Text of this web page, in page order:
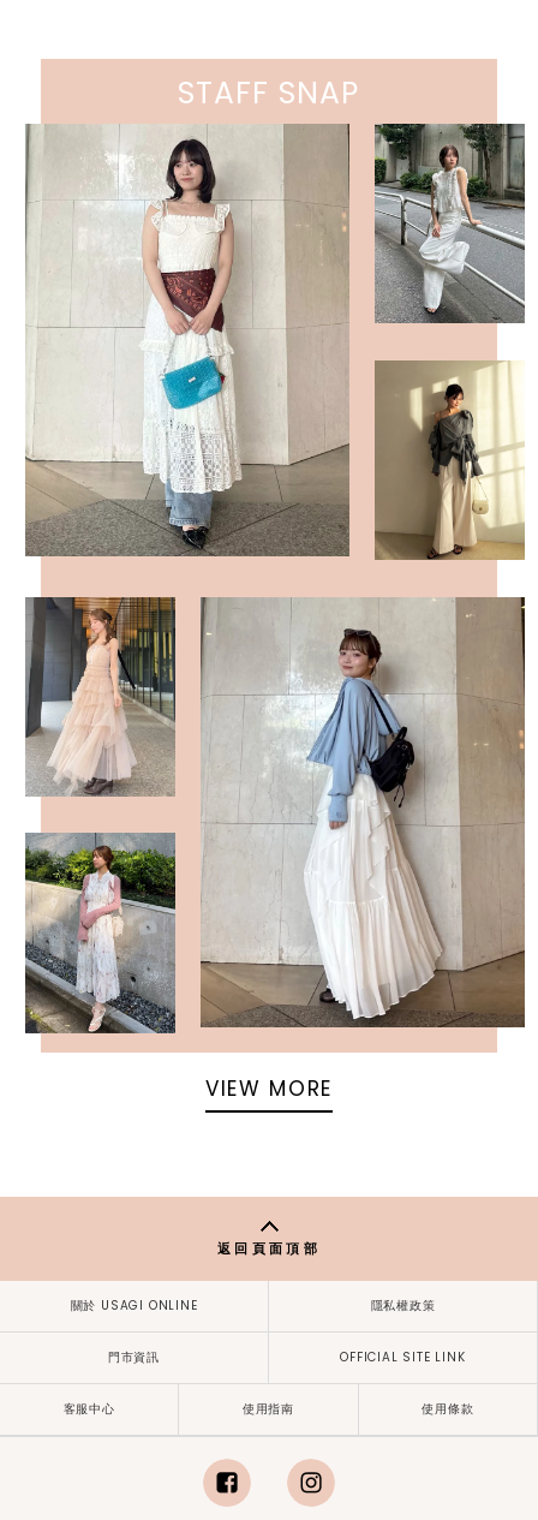
STAFF SNAP
VIEW MORE
返回頁面頂部
關於 USAGI ONLINE 隱私權政策
門市資訊 OFFICIAL SITE LINK
客服中心 使用指南 使用條款